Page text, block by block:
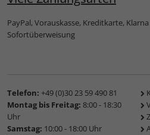
PayPal, Vorauskasse, Kreditkarte,
Sofortüberweisung
Telefon: +49 (0)30 23 59 490 81
Montag bis Freitag: 8:00 - 18:30
Uhr
Samstag: 10:00 - 18:00 Uhr